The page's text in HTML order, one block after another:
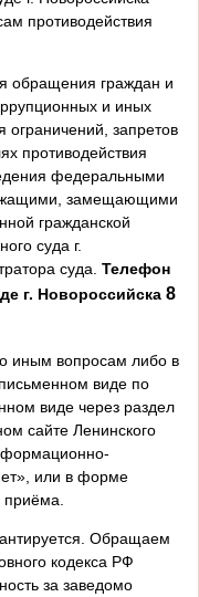
противодействия
обращения граждан и
и иных
запретов
противодействия
федеральными
замещающими
гражданской
суда г.
суда. Телефон
г. Новороссийска 8
иным вопросам либо в
виде по
виде через раздел
сайте Ленинского
или в форме
приёма.
Обращаем
кодекса РФ
за заведомо